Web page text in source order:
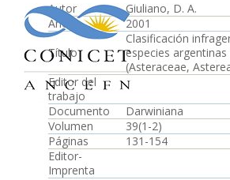
Autor
Giuliano, D. A.
Año
2001
Título
Clasificación
especies
(Asteraceae,
Editor del
trabajo
Documento
Darwiniana
Volumen
39(1-2)
Páginas
131-154
Editor-
Imprenta